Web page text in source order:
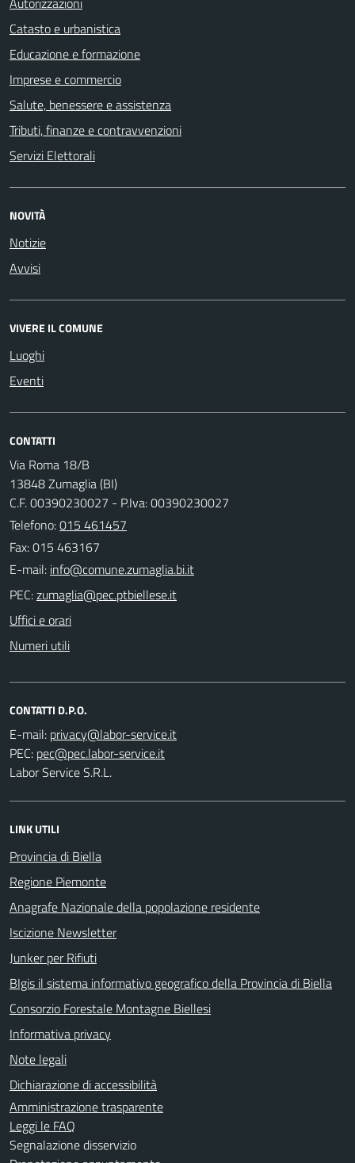
Catasto e urbanistica
Educazione e formazione
Imprese e commercio
Salute, benessere e assistenza
Tributi, finanze e contravvenzioni
Servizi Elettorali
NOVITÀ
Notizie
Avvisi
VIVERE IL COMUNE
Luoghi
Eventi
CONTATTI
Via Roma 18/B
13848 Zumaglia (BI)
C.F. 00390230027 - P.Iva: 00390230027
Telefono:015 461457
Fax: 015 463167
E-mail:
PEC:
Uffici e orari
Numeri utili
CONTATTI D.P.O.
E-mail:
PEC:
Labor Service S.R.L.
LINK UTILI
Provincia di Biella
Regione Piemonte
Anagrafe Nazionale della popolazione residente
Iscizione Newsletter
Junker per Rifiuti
BIgis il sistema informativo geografico della Provincia di Biella
Consorzio Forestale Montagne Biellesi
Informativa privacy
Note legali
Dichiarazione di accessibilità
Amministrazione trasparente
Leggi le FAQ
Segnalazione disservizio